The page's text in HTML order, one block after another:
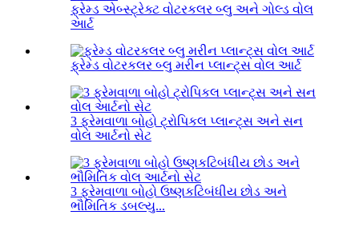
ફ્રેમ્ડ એબ્સ્ટ્રેક્ટ વોટરકલર બ્લુ અને ગોલ્ડ વોલ
આર્ટ
ફ્રેમ્ડ વોટરકલર બ્લુ મરીન પ્લાન્ટ્સ વોલ આર્ટ
3 ફ્રેમવાળા બોહો ટ્રોપિકલ પ્લાન્ટ્સ અને સન
વોલ આર્ટનો સેટ
3 ફ્રેમવાળા બોહો ઉષ્ણકટિબંધીય છોડ અને
ભૌમિતિક ડબલ્યુ...